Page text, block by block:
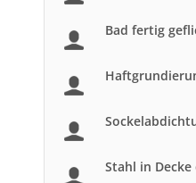
Bad fertig
Stahl in